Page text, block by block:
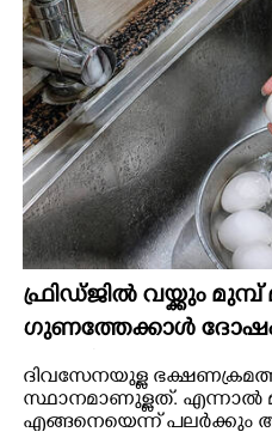
ഫ്രിഡ്ജിൽ വയ്ക്കും
ഗുണത്തേക്കാൾ ദോഷം
സൂക്ഷിക്കേണ്ടത്
ദിവസേനയുള്ള
സ്ഥാനമാണുള്ളത്. എന്നാൽ
എങ്ങനെയെന്ന് പലർക്കും